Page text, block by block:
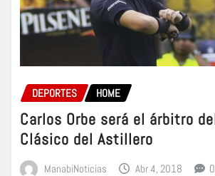
DEPORTES HOME
Carlos Orbe será el árbitro
Clásico del Astillero
ManabiNoticias Abr 4, 2018 0